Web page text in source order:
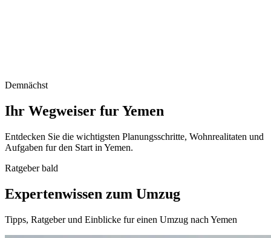
Demnächst
Ihr Wegweiser fur Yemen
Entdecken Sie die wichtigsten Planungsschritte, Wohnrealitaten und
Aufgaben fur den Start in Yemen.
Ratgeber bald
Expertenwissen zum Umzug
Tipps, Ratgeber und Einblicke fur einen Umzug nach Yemen